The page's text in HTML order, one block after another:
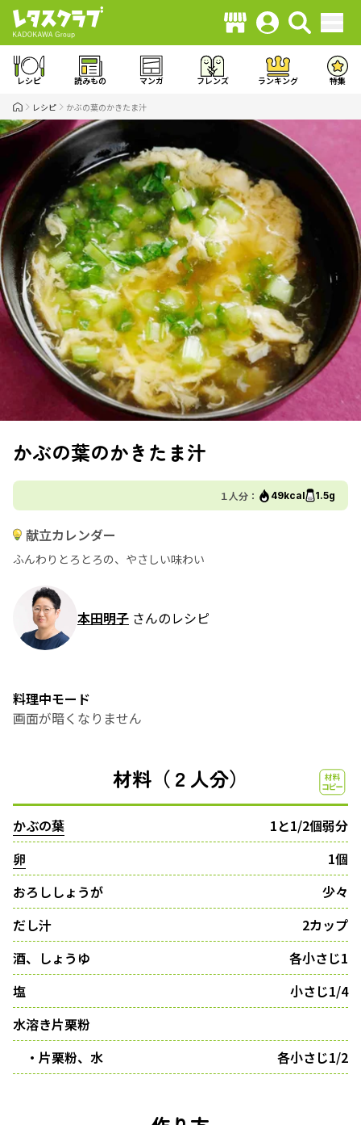
レシピ 読みもの マンガ フレンズ ランキング 特集
レシピ かぶの葉のかきたま汁
かぶの葉のかきたま汁
１人分： 49kcal 1.5g
献立カレンダー
ふんわりとろとろの、やさしい味わい
本田明子 さんのレシピ
料理中モード
画面が暗くなりません
材料（２人分）
かぶの葉
1と1/2個弱分
卵
1個
おろししょうが
少々
だし汁
2カップ
酒、しょうゆ
各小さじ1
塩
小さじ1/4
水溶き片栗粉
・片栗粉、水
各小さじ1/2